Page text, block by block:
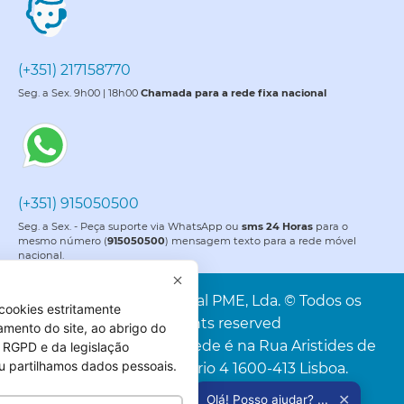
(+351) 217158770
Seg. a Sex. 9h00 | 18h00 Chamada para a rede fixa nacional
(+351) 915050500
Seg. a Sex. - Peça suporte via WhatsApp ou sms 24 Horas para o
mesmo número (915050500) mensagem texto para a rede móvel
nacional.
PME é uma marca da Portal PME, Lda. © Todos os
direitos reservados. All rights reserved
Portal PME, Lda. A nossa sede é na Rua Aristides de
Sousa Mendes, 4C, Escritório 4 1600-413 Lisboa.
estritamente
do site, ao abrigo do
e da legislação
partilhamos dados pessoais.
Olá! Posso ajudar? ... ✕